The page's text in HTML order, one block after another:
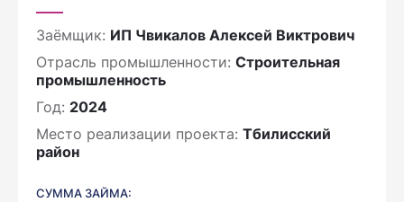
Заёмщик: ИП Чвикалов Алексей Виктрович
Отрасль промышленности: Строительная
промышленность
Год: 2024
Место реализации проекта: Тбилисский
район
СУММА ЗАЙМА: